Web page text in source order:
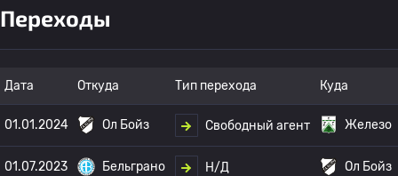
Переходы
Дата Откуда Тип перехода Куда
01.01.2024 Ол Бойз Свободный агент Железо
01.07.2023 Бельграно Н/Д Ол Бойз